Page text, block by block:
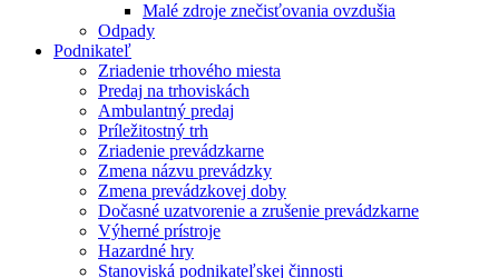
Malé zdroje znečisťovania ovzdušia
Odpady
Podnikateľ
Zriadenie trhového miesta
Predaj na trhoviskách
Ambulantný predaj
Príležitostný trh
Zriadenie prevádzkarne
Zmena názvu prevádzky
Zmena prevádzkovej doby
Dočasné uzatvorenie a zrušenie prevádzkarne
Výherné prístroje
Hazardné hry
Stanoviská podnikateľskej činnosti